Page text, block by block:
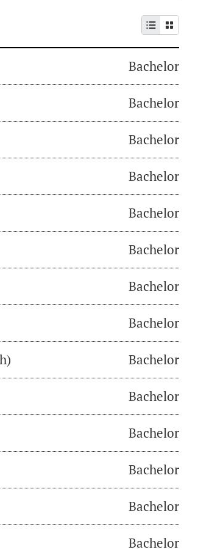
Bachelor
Bachelor
Bachelor
Bachelor
Bachelor
Bachelor
Bachelor
Bachelor
Bachelor
Bachelor
Bachelor
Bachelor
Bachelor
Bachelor